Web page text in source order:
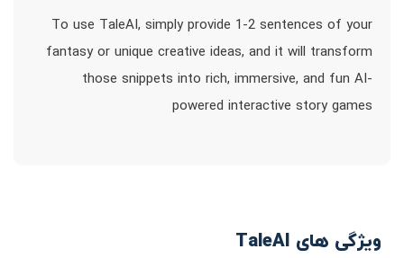
To use TaleAI, simply provide 1-2 sentences of your
fantasy or unique creative ideas, and it will transform
those snippets into rich, immersive, and fun AI-
powered interactive story games
ویژگی های TaleAI